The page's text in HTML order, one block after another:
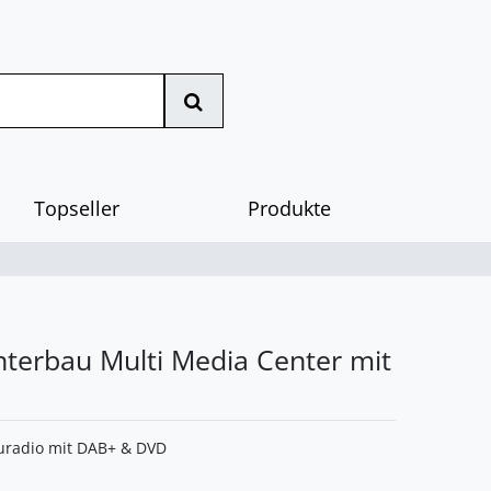
Topseller Produkte
Multi Media Center mit
mit DAB+ & DVD